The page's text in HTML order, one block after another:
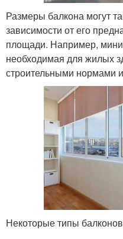
Размеры балкона могут
зависимости от его
площади. Например,
необходимая для жилых
строительными нормами
Некоторые типы